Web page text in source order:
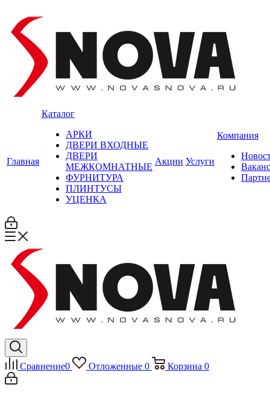
Главная
Каталог
АРКИ
ДВЕРИ ВХОДНЫЕ
ДВЕРИ
МЕЖКОМНАТНЫЕ
ФУРНИТУРА
ПЛИНТУСЫ
УЦЕНКА
Акции Услуги
Компания
Сравнение0 Отложенные 0 Корзина 0